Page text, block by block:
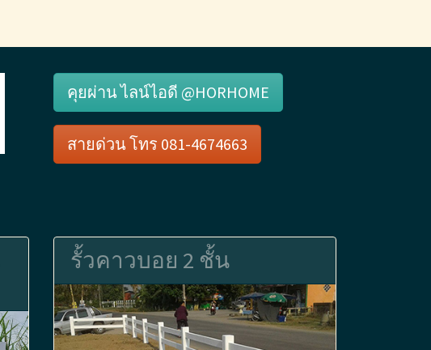
คุยผ่าน ไลน์ไอดี @HORHOME
สายด่วน โทร 081-4674663
รั้วคาวบอย 2 ชั้น